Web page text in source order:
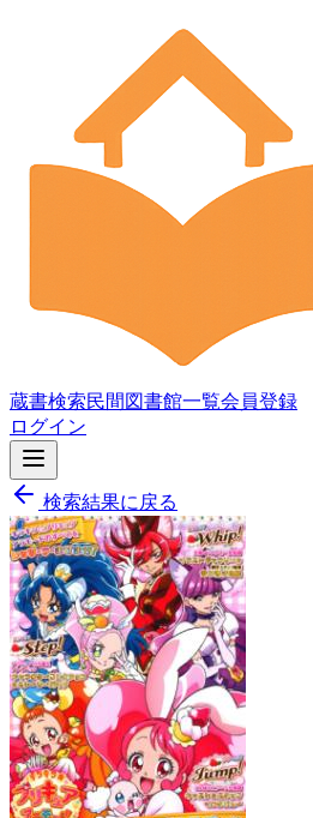
蔵書検索民間図書館一覧会員登録
ログイン
検索結果に戻る